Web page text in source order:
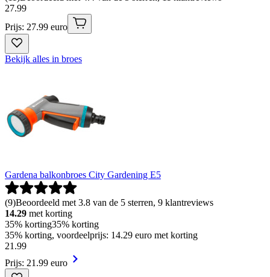
27.99
Prijs: 27.99 euro
Bekijk alles in broes
Gardena balkonbroes City Gardening E5
(9)Beoordeeld met 3.8 van de 5 sterren, 9 klantreviews
14.29 met korting
35% korting35% korting
35% korting, voordeelprijs: 14.29 euro met korting
21 .99
Prijs: 21.99 euro